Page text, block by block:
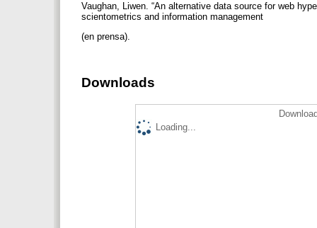
Vaughan, Liwen. “An alternative data source for web
scientometrics and information management
(en prensa).
Downloads
Loading...